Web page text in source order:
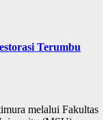
Terumbu
melalui Fakultas